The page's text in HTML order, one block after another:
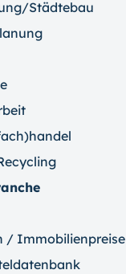
Städtebau
/ Immobilienpreise